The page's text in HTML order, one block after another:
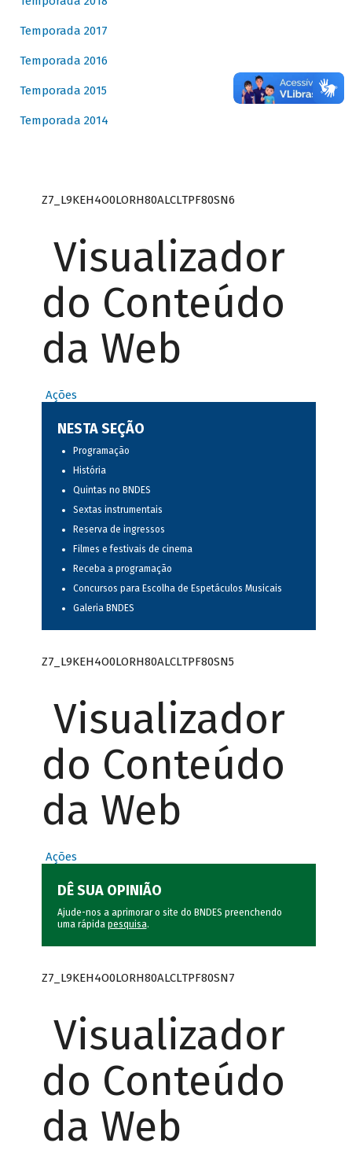
Temporada 2017
Temporada 2016
Temporada 2015
Temporada 2014
Z7_L9KEH4O0LORH80ALCLTPF80SN6
Visualizador
do Conteúdo
da Web
Ações
NESTA SEÇÃO
Programação
História
Quintas no BNDES
Sextas instrumentais
Reserva de ingressos
Filmes e festivais de cinema
Receba a programação
Concursos para Escolha de Espetáculos Musicais
Galeria BNDES
Z7_L9KEH4O0LORH80ALCLTPF80SN5
Visualizador
do Conteúdo
da Web
Ações
DÊ SUA OPINIÃO
Ajude-nos a aprimorar o site do BNDES preenchendo
uma rápida pesquisa.
Z7_L9KEH4O0LORH80ALCLTPF80SN7
Visualizador
do Conteúdo
da Web